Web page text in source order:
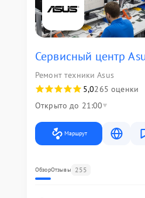
Сервисный центр
Ремонт техники Asus
5,0265 оценки
Открыто до 21:00
Маршрут
ОбзорОтзывы 255